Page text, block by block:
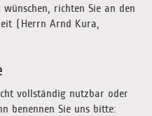
richten Sie an den
(Herrn Arnd Kura,
vollständig nutzbar oder
benennen Sie uns bitte: